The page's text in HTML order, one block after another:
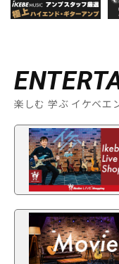
楽しむ 学ぶ イケベエ